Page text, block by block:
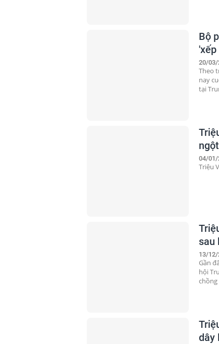
Bộ
20/03/
Theo
nay
tại
04/01/
Triệu
sau
13/12/
Gần
hội
chồng
dây